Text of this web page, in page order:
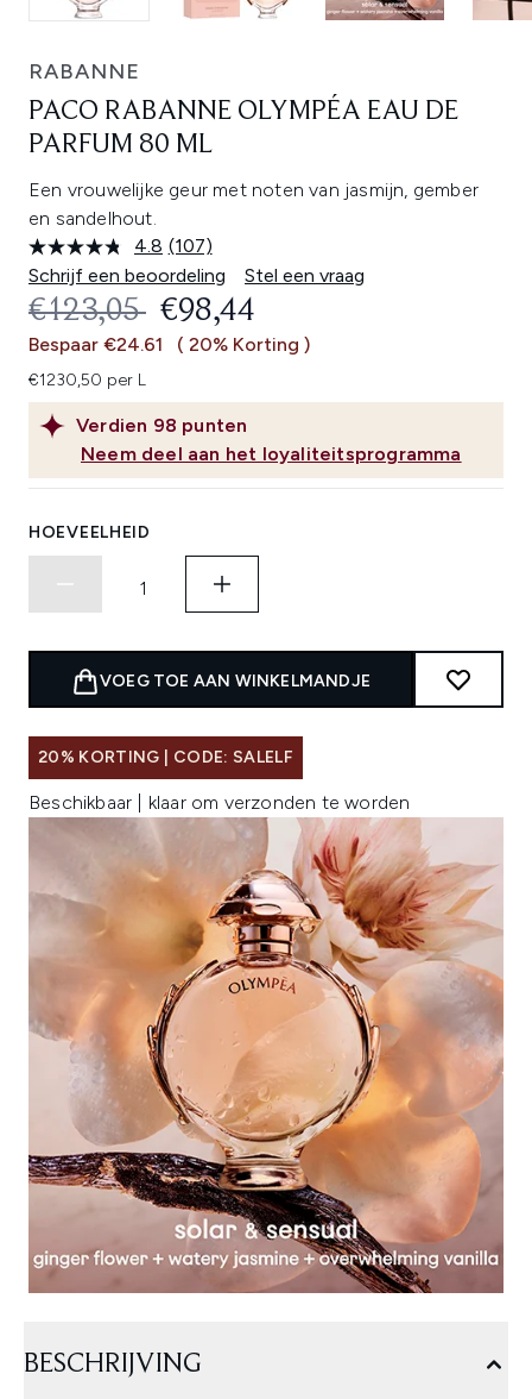
RABANNE
PACO RABANNE OLYMPÉA EAU DE
PARFUM 80 ML
Een vrouwelijke geur met noten van jasmijn, gember
en sandelhout.
4.8 Lees
107
beoordelingen.
Dezelfde
paginalink.
(107)
Schrijf een beoordeling
Stel een vraag
Verdien 98 punten
Neem deel aan het loyaliteitsprogramma
RECOMMENDED RETAIL PRICE:
€123,05 HUIDIGE PRIJS:
€98,44
Bespaar €24.61 ( 20% Korting )
€1230,50 per L
HOEVEELHEID
VOEG TOE AAN WINKELMANDJE
20% KORTING | CODE: SALELF
Beschikbaar | klaar om verzonden te worden
BESCHRIJVING